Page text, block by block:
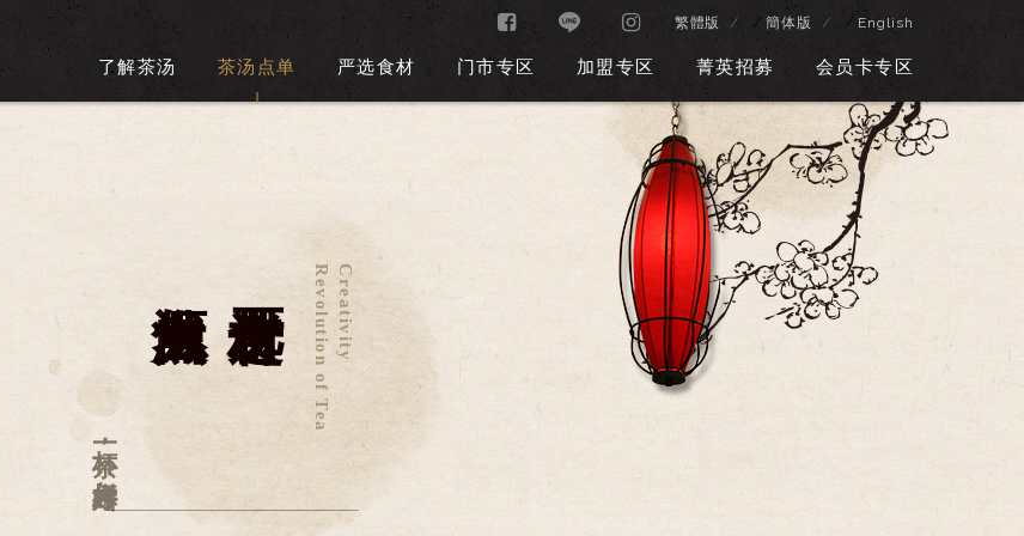
繁體版 /簡体版 / English
了解茶汤 茶汤点单 严选食材 门市专区 加盟专区 菁英招募 会员卡专区
Creativity
Revolution of Tea
，
怎样才叫好